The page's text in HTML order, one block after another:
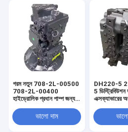
গরম নতুন 708-2L-00500
708-2L-00400
হাইড্রোলিক প্রধান পাম্প জন্য
8MO Excavator নির্মাণ
যন্ত্রপাতি যন্ত্রাংশ
ভালো দাম
DH220-5
5
এক্সক্যাভারের